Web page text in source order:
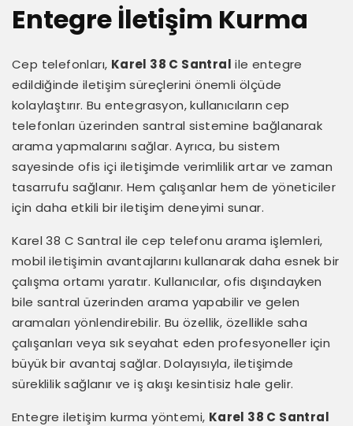
Entegre İletişim Kurma
Cep telefonları, Karel 38 C Santral ile entegre
edildiğinde iletişim süreçlerini önemli ölçüde
kolaylaştırır. Bu entegrasyon, kullanıcıların cep
telefonları üzerinden santral sistemine bağlanarak
arama yapmalarını sağlar. Ayrıca, bu sistem
sayesinde ofis içi iletişimde verimlilik artar ve zaman
tasarrufu sağlanır. Hem çalışanlar hem de yöneticiler
için daha etkili bir iletişim deneyimi sunar.
Karel 38 C Santral ile cep telefonu arama işlemleri,
mobil iletişimin avantajlarını kullanarak daha esnek bir
çalışma ortamı yaratır. Kullanıcılar, ofis dışındayken
bile santral üzerinden arama yapabilir ve gelen
aramaları yönlendirebilir. Bu özellik, özellikle saha
çalışanları veya sık seyahat eden profesyoneller için
büyük bir avantaj sağlar. Dolayısıyla, iletişimde
süreklilik sağlanır ve iş akışı kesintisiz hale gelir.
Entegre iletişim kurma yöntemi, Karel 38 C Santral